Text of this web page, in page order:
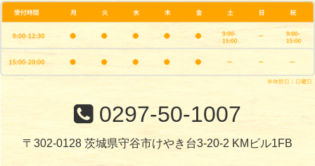
0297-50-1007
〒302-0128 茨城県守谷市けやき台3-20-2 KMビル1FB